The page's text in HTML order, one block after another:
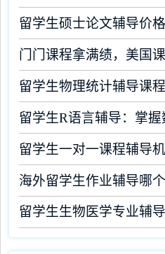
留学生硕士论文辅导价
门门课程拿满绩，美国
留学生物理统计辅导课程
留学生一对一课程辅导
海外留学生作业辅导哪
留学生生物医学专业辅